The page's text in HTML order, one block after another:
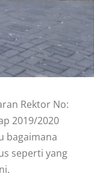
Rektor No:
2019/2020
bagaimana
seperti yang